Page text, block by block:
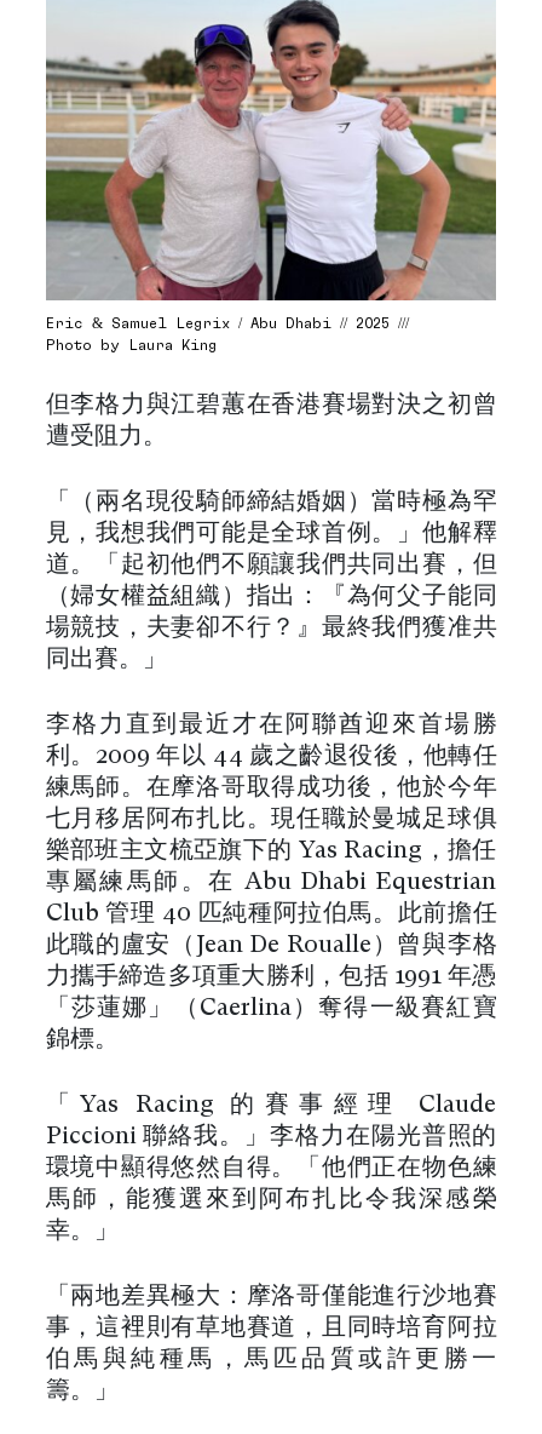
Eric & Samuel Legrix / Abu Dhabi // 2025 ///
Photo by Laura King
但李格力與江碧蕙在香港賽場對決之初曾
遭受阻力。
「（兩名現役騎師締結婚姻）當時極為罕
見，我想我們可能是全球首例。」他解釋
道。「起初他們不願讓我們共同出賽，但
（婦女權益組織）指出：『為何父子能同
場競技，夫妻卻不行？』最終我們獲准共
同出賽。」
李格力直到最近才在阿聯酋迎來首場勝
利。2009 年以 44 歲之齡退役後，他轉任
練馬師。在摩洛哥取得成功後，他於今年
七月移居阿布扎比。現任職於曼城足球俱
樂部班主文梳亞旗下的 Yas Racing，擔任
專屬練馬師。在 Abu Dhabi Equestrian
Club 管理 40 匹純種阿拉伯馬。此前擔任
此職的盧安（Jean De Roualle）曾與李格
力攜手締造多項重大勝利，包括 1991 年憑
「莎蓮娜」（Caerlina）奪得一級賽紅寶
錦標。
「Yas Racing 的賽事經理 Claude
Piccioni 聯絡我。」李格力在陽光普照的
環境中顯得悠然自得。「他們正在物色練
馬師，能獲選來到阿布扎比令我深感榮
幸。」
「兩地差異極大：摩洛哥僅能進行沙地賽
事，這裡則有草地賽道，且同時培育阿拉
伯馬與純種馬，馬匹品質或許更勝一
籌。」